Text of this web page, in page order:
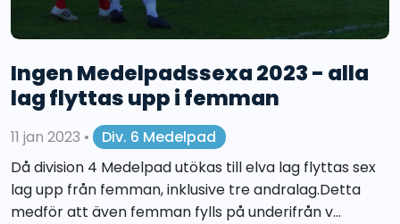
Ingen Medelpadssexa 2023 - alla
lag flyttas upp i femman
11 jan 2023 •
Div. 6 Medelpad
Då division 4 Medelpad utökas till elva lag flyttas sex
lag upp från femman, inklusive tre andralag.Detta
medför att även femman fylls på underifrån v...